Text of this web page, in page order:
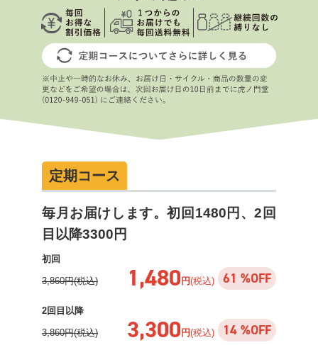
定期コース
毎月お届けします。初回1480円、2回
目以降3300円
初回
3,860円(税込) 1,480 円(税込) 61 %OFF
2回目以降
3,860円(税込) 3,300 円(税込) 14 %OFF